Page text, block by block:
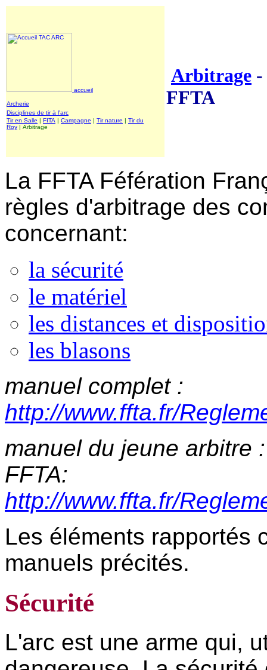
accueil
Archerie
Disciplines de tir à l'arc
Tir en Salle | FITA | Campagne | Tir nature | Tir du
Roy | Arbitrage
Arbitrage -
FFTA
La FFTA Féfération
règles d'arbitrage des
concernant:
la sécurité
le matériel
les distances et
les blasons
manuel complet :
http://www.ffta.fr/
manuel du jeune arbitre
FFTA:
http://www.ffta.fr/
Les éléments rapportés
manuels précités.
Sécurité
L'arc est une arme qui,